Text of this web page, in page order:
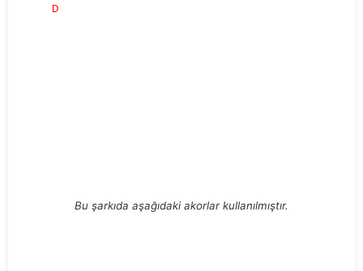
D
Bu şarkıda aşağıdaki akorlar kullanılmıştır.